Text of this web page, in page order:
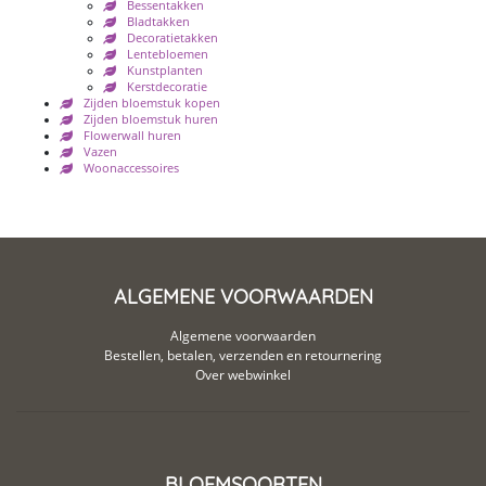
Bessentakken
Bladtakken
Decoratietakken
Lentebloemen
Kunstplanten
Kerstdecoratie
Zijden bloemstuk kopen
Zijden bloemstuk huren
Flowerwall huren
Vazen
Woonaccessoires
ALGEMENE VOORWAARDEN
Algemene voorwaarden
Bestellen, betalen, verzenden en retournering
Over webwinkel